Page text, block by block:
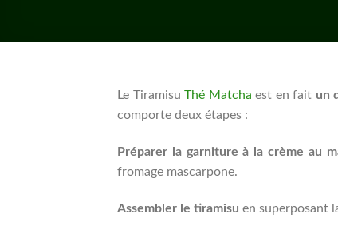
Le Tiramisu Thé Matcha est en fait un
comporte deux étapes :
Préparer la garniture à la crème au
fromage mascarpone.
Assembler le tiramisu en superposant